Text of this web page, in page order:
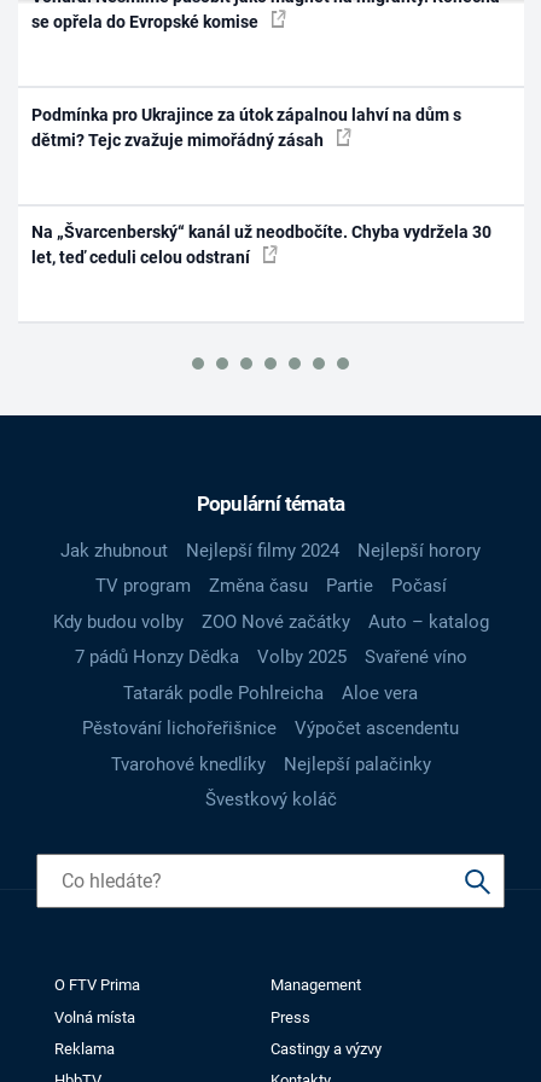
se opřela do Evropské komise
Podmínka pro Ukrajince za útok zápalnou lahví na dům s
dětmi? Tejc zvažuje mimořádný zásah
Na „Švarcenberský“ kanál už neodbočíte. Chyba vydržela 30
let, teď ceduli celou odstraní
Populární témata
Jak zhubnout Nejlepší filmy 2024
Nejlepší horory
TV program
Změna času Partie
Počasí
Kdy budou volby
ZOO Nové začátky
Auto – katalog
7 pádů Honzy Dědka
Volby 2025
Svařené víno
Tatarák podle Pohlreicha
Aloe vera
Pěstování lichořeřišnice
Výpočet ascendentu
Tvarohové knedlíky
Nejlepší palačinky
Švestkový koláč
O FTV Prima
Management
Volná místa
Press
Reklama
Castingy a výzvy